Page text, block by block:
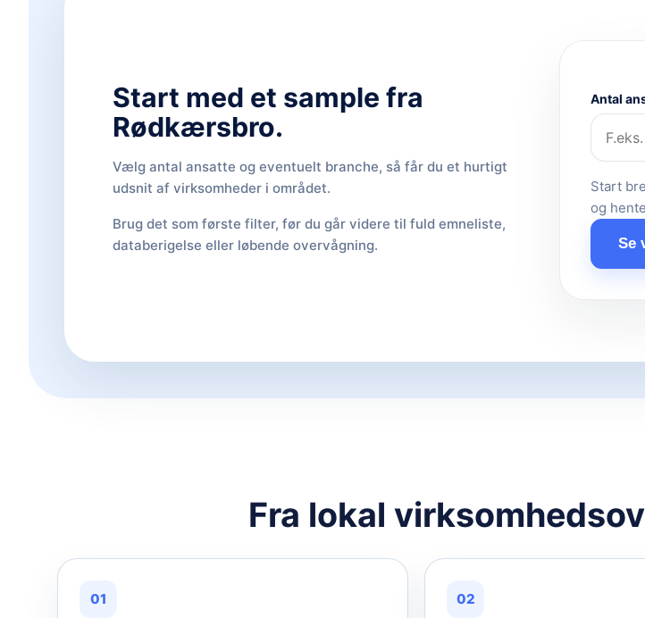
Start med et sample fra
Rødkærsbro.
Vælg antal ansatte og eventuelt branche, så får du et hurtigt
udsnit af virksomheder i området.
Brug det som første filter, før du går videre til fuld emneliste,
databerigelse eller løbende overvågning.
Antal
Start
og
Se
Fra lokal
01 02